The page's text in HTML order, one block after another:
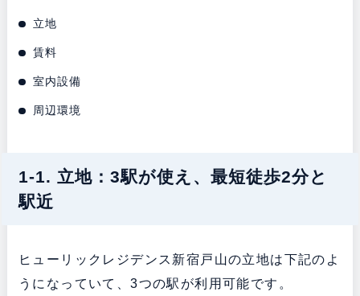
立地
賃料
室内設備
周辺環境
1-1. 立地：3駅が使え、最短徒歩2分と
駅近
ヒューリックレジデンス新宿戸山の立地は下記のよ
うになっていて、3つの駅が利用可能です。